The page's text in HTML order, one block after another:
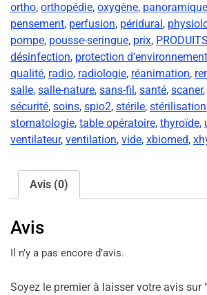
ortho, orthopédie, oxygène, panoramique
pensement, perfusion, péridural ,
pompe, pousse-seringue, prix, PRODUITS
désinfection, protection d'environnement
qualité, radio, radiologie, réanimation,
salle, salle-nature, sans-fil , santé, scaner,
sécurité, soins, spio2, stérile, stérilisation
stomatologie, table opératoire, thyroïde,
ventilateur, ventilation, vide, xbiomed,
Avis (0)
Avis
Il n’y a pas encore d’avis.
Soyez le premier à laisser votre avis sur